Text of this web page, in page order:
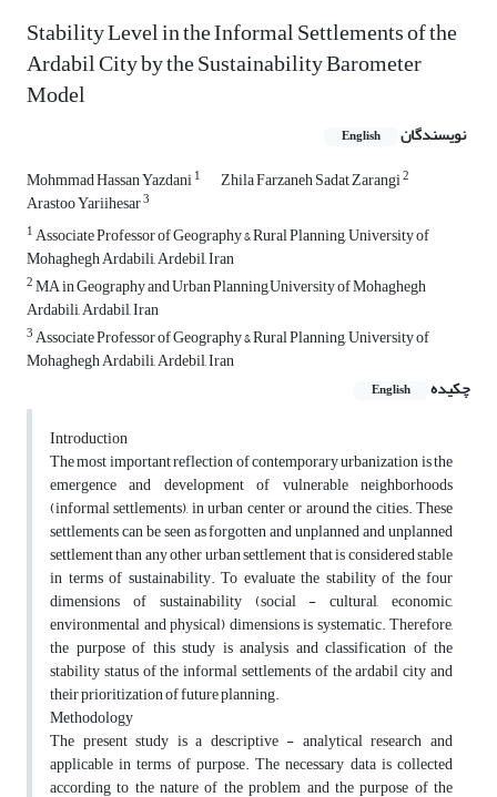
Stability Level in the Informal Settlements of the
Ardabil City by the Sustainability Barometer
Model
نویسندگان English
Mohmmad Hassan Yazdani1 Zhila Farzaneh Sadat Zarangi2
Arastoo Yariihesar3
1Associate Professor of Geography & Rural Planning, University of
Mohaghegh Ardabili, Ardebil, Iran
2MA in Geography and Urban Planning,University of Mohaghegh
Ardabili, Ardabil, Iran
3Associate Professor of Geography & Rural Planning, University of
Mohaghegh Ardabili, Ardebil, Iran
چکیده
English
Introduction
The most important reflection of contemporary urbanization is the
emergence and development of vulnerable neighborhoods
(informal settlements), in urban center or around the cities. These
settlements can be seen as forgotten and unplanned and unplanned
settlement than any other urban settlement that is considered stable
in terms of sustainability. To evaluate the stability of the four
dimensions of sustainability (social - cultural, economic,
environmental and physical) dimensions is systematic. Therefore,
the purpose of this study is analysis and classification of the
stability status of the informal settlements of the ardabil city and
their prioritization of future planning.
Methodology
The present study is a descriptive - analytical research and
applicable in terms of purpose. The necessary data is collected
according to the nature of the problem and the purpose of the